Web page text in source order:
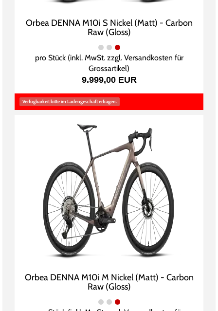
Orbea DENNA M10i S Nickel (Matt) - Carbon
Raw (Gloss)
pro Stück (inkl. MwSt. zzgl. Versandkosten für
Grossartikel)
9.999,00 EUR
Verfügbarkeit bitte im Ladengeschäft erfragen.
Orbea DENNA M10i M Nickel (Matt) - Carbon
Raw (Gloss)